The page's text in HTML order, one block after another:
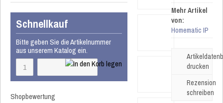
Schnellkauf
Bitte geben Sie die Artikelnummer
aus unserem Katalog ein.
Shopbewertung
Mehr Artikel
von:
Homematic IP
drucken
Rezension
schreiben